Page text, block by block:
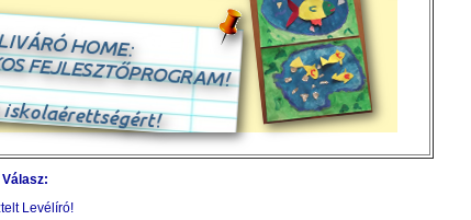
Válasz:
Levélíró!